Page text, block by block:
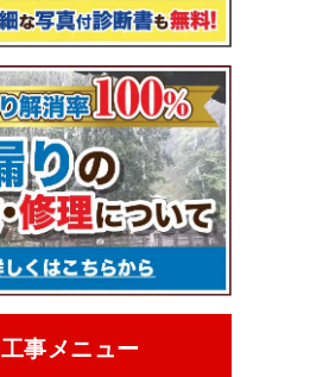
工事メニュー